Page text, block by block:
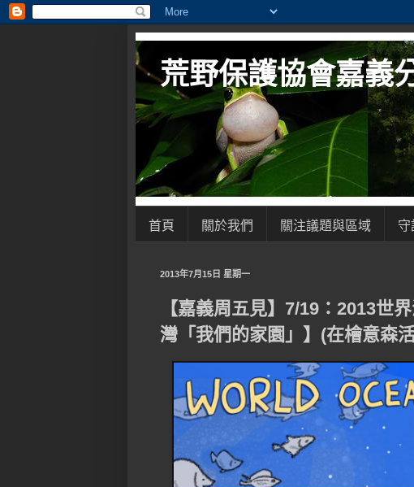
荒野保護協會嘉義
首頁 關於我們 關注議題與區域 守
2013年7月15日 星期一
【嘉義周五見】7/19：2013世
灣「我們的家園」】(在檜意森